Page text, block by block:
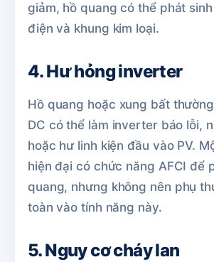
giảm, hồ quang có thể phát
điện và khung kim loại.
4. Hư hỏng inverter
Hồ quang hoặc xung bất
DC có thể làm inverter báo lỗi,
hoặc hư linh kiện đầu vào PV.
hiện đại có chức năng AFCI để
quang, nhưng không nên phụ
toàn vào tính năng này.
5. Nguy cơ cháy lan